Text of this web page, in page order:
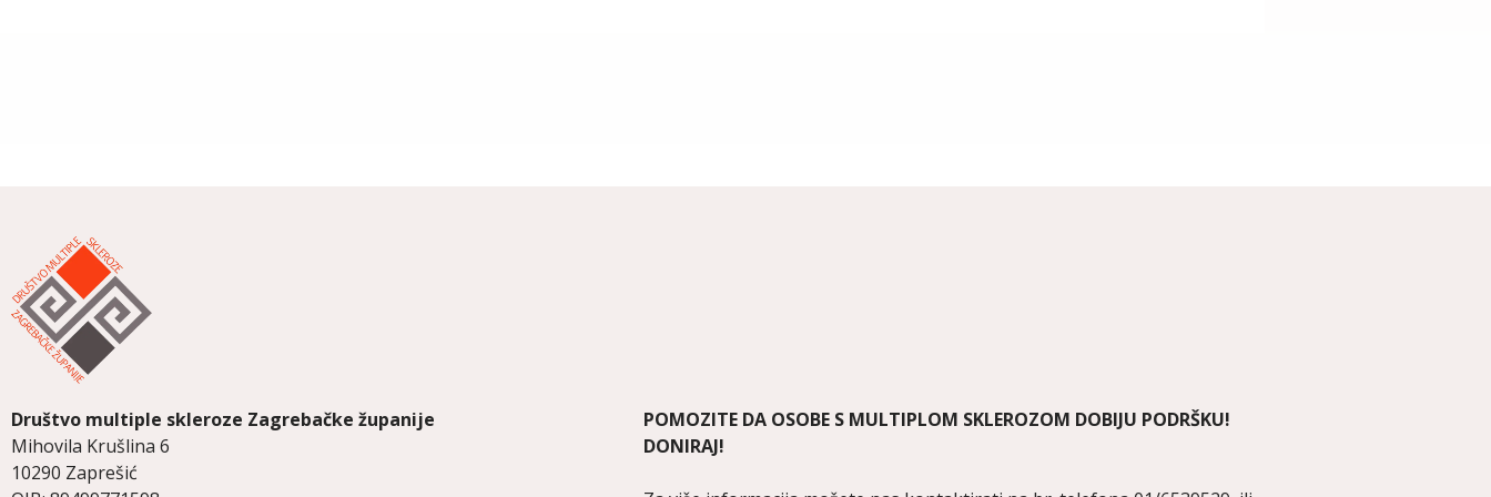
Društvo multiple skleroze Zagrebačke županije
Mihovila Krušlina 6
10290 Zaprešić
POMOZITE DA OSOBE S MULTIPLOM SKLEROZOM DOBIJU PODRŠKU!
DONIRAJ!